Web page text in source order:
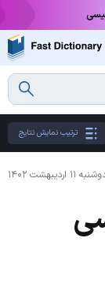
ترتیب نمایش نتایج
۱۱ اردیبهشت ۱۴۰۲